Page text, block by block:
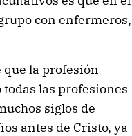
con enfermeros,
la profesión
las profesiones
siglos de
antes de Cristo, ya